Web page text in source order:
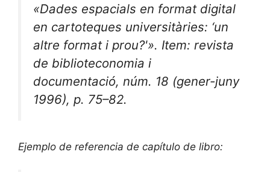
«Dades espacials en format digital
en cartoteques universitàries: ‘un
altre format i prou?'». Item: revista
de biblioteconomia i
documentació, núm. 18 (gener-juny
1996), p. 75–82.
Ejemplo de referencia de capítulo de libro: